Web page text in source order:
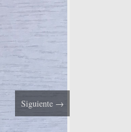
Siguiente →